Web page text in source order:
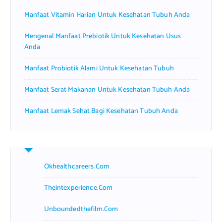
:Manfaat Vitamin Harian Untuk Kesehatan Tubuh Anda
Mengenal Manfaat Prebiotik Untuk Kesehatan Usus
Anda
Manfaat Probiotik Alami Untuk Kesehatan Tubuh
Manfaat Serat Makanan Untuk Kesehatan Tubuh Anda
Manfaat Lemak Sehat Bagi Kesehatan Tubuh Anda
Okhealthcareers.com
Theintexperience.com
Unboundedthefilm.com